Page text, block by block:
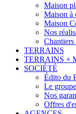
Maison
Maison à
Maison
Nos
Chantiers
TERRAINS
TERRAINS +
SOCIÉTÉ
Édito du
Le
Nos
Offres